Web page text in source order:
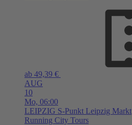
ab 49,39 €
AUG
10
Mo, 06:00
LEIPZIG S-Punkt Leipzig Markt
Running City Tours